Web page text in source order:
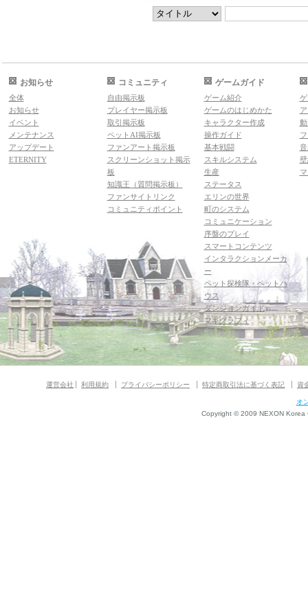
お知らせ
全体
お知らせ
イベント
メンテナンス
アップデート
ETERNITY
コミュニティ
自由掲示板
プレイヤー掲示板
取引掲示板
ペットAI掲示板
ファンアート掲示板
スクリーンショット掲示
板
知識王（質問掲示板）
ファンサイトリンク
コミュニティポイント
ゲームガイド
ゲーム紹介
ゲームのはじめかた
キャラクター作成
操作ガイド
基本戦闘
スキルシステム
生産
ステータス
エリンの世界
町のシステム
コミュニケーション
序盤のプレイ
スマートコンテンツ
インタラクションメーカ
ー
ペット探検隊・ペットハ
ウス
ダンジョンガイド
マギグラフィ
運営会社 利用規約 プライバシーポリシー 特定商取引法に基づく表記 資
オ
Copyright © 2009 NEXON Korea